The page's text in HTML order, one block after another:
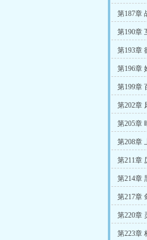
第187章
第190章
第193章
第196章
第199章
第202章
第205章
第208章
第211章
第214章
第217章
第220章
第223章